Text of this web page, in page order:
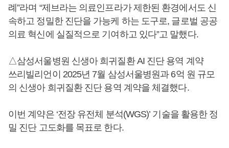
례”라며 “제브라는 의료인프라가 제한된 환경에서도 신
속하고 정밀한 진단을 가능케 하는 도구로, 글로벌 공공
의료 혁신에 실질적으로 기여하고 있다”고 말했다.
△삼성서울병원 신생아 희귀질환 AI 진단 용역 계약
쓰리빌리언이 2025년 7월 삼성서울병원과 6억 원 규모
의 신생아 희귀질환 진단 용역 계약을 체결했다.
이번 계약은 ‘전장 유전체 분석(WGS)’ 기술을 활용한 정
밀 진단 고도화를 목표로 한다.